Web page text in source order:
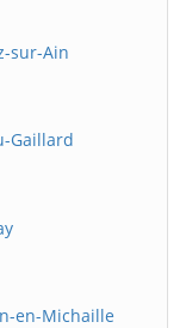
sur-Ain
Gaillard
en-Michaille